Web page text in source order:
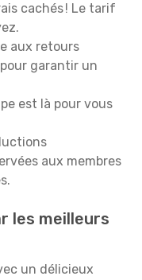
cachés ! Le tarif
aux retours
garantir un
est là pour vous
aux membres
les meilleurs
un délicieux